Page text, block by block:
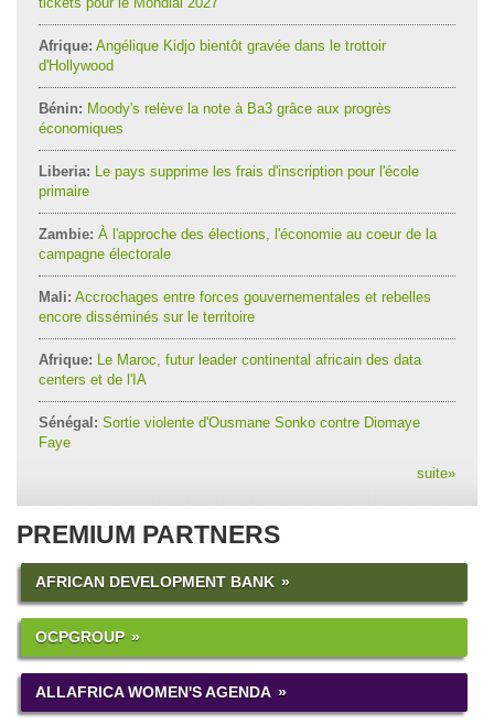
Afrique: Angélique Kidjo bientôt gravée dans le trottoir
d'Hollywood
Bénin: Moody's relève la note à Ba3 grâce aux progrès
économiques
Liberia: Le pays supprime les frais d'inscription pour l'école
primaire
Zambie: À l'approche des élections, l'économie au coeur de la
campagne électorale
Mali: Accrochages entre forces gouvernementales et rebelles
encore disséminés sur le territoire
Afrique: Le Maroc, futur leader continental africain des data
centers et de l'IA
Sénégal: Sortie violente d'Ousmane Sonko contre Diomaye
Faye
suite»
PREMIUM PARTNERS
AFRICAN DEVELOPMENT BANK
OCPGROUP
ALLAFRICA WOMEN'S AGENDA